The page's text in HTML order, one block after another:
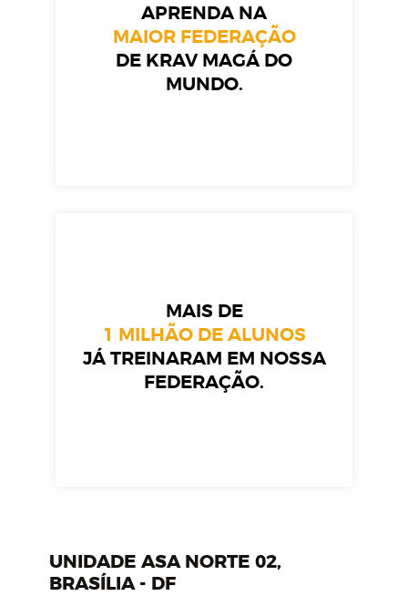
APRENDA NA
MAIOR FEDERAÇÃO
DE KRAV MAGÁ DO
MUNDO.
MAIS DE
1 MILHÃO DE ALUNOS
JÁ TREINARAM EM NOSSA
FEDERAÇÃO.
UNIDADE ASA NORTE 02,
BRASÍLIA - DF